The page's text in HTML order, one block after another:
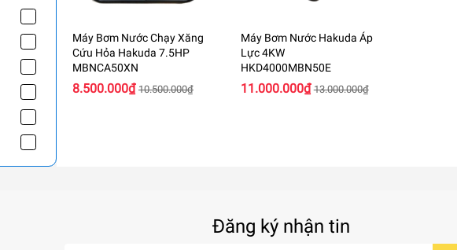
Máy Bơm Nước Chạy Xăng
Cứu Hỏa Hakuda 7.5HP
MBNCA50XN
8.500.000₫ 10.500.000₫
Máy Bơm Nước Hakuda Áp
Lực 4KW
HKD4000MBN50E
11.000.000₫ 13.000.000₫
Đăng ký nhận tin